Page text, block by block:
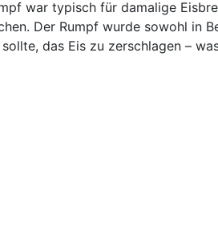
war typisch für damalige
Der Rumpf wurde sowohl in
das Eis zu zerschlagen –